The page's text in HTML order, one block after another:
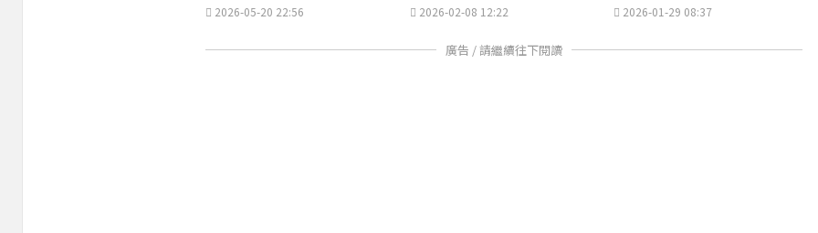
2026-05-20 22:56 2026-02-08 12:22 2026-01-29 08:37
廣告 / 請繼續往下閱讀